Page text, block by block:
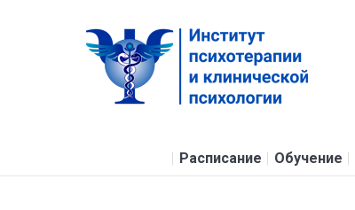
Расписание Обучение